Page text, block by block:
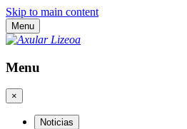
Skip to main content
Menu
Menu
×
Noticias